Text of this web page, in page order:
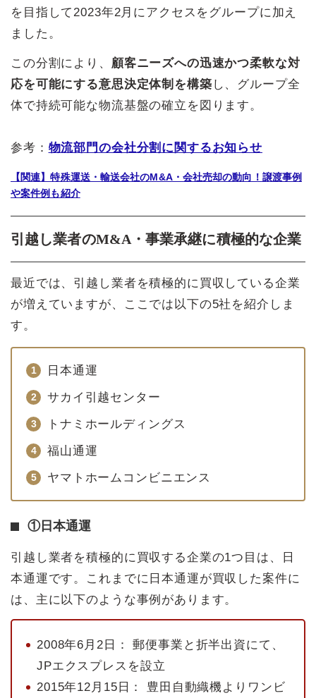
を目指して2023年2月にアクセスをグループに加え
ました。
この分割により、 顧客ニーズへの迅速かつ柔軟な対
応を可能にする意思決定体制を構築 し、グループ全
体で持続可能な物流基盤の確立を図ります。
参考： 物流部門の会社分割に関するお知らせ
【関連】特殊運送・輸送会社のM&A・会社売却の動向！譲渡事例
や案件例も紹介
引越し業者のM&A・事業承継に積極的な企業
最近では、引越し業者を積極的に買収している企業
が増えていますが、ここでは以下の5社を紹介しま
す。
日本通運
サカイ引越センター
トナミホールディングス
福山通運
ヤマトホームコンビニエンス
①日本通運
引越し業者を積極的に買収する企業の1つ目は、日
本通運です。これまでに日本通運が買収した案件に
は、主に以下のような事例があります。
2008年6月2日： 郵便事業と折半出資にて、
JPエクスプレスを設立
2015年12月15日： 豊田自動織機よりワンビ